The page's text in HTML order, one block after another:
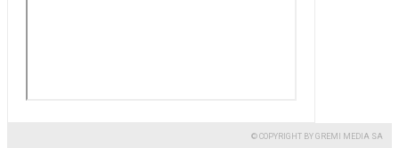
© COPYRIGHT BY GREMI MEDIA SA